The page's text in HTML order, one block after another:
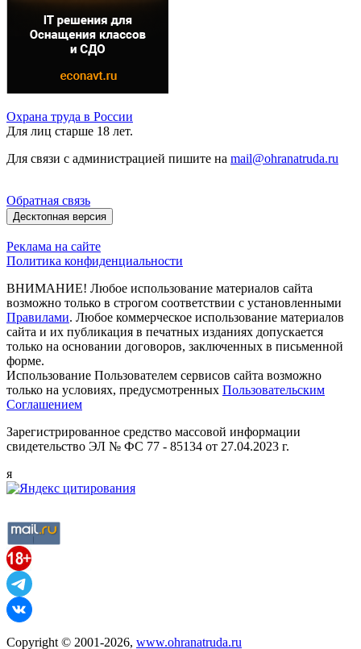
Охрана труда в России
Для лиц старше 18 лет.
Для связи с администрацией пишите на mail@ohranatruda.ru
Обратная связь
Десктопная версия
Реклама на сайте
Политика конфиденциальности
ВНИМАНИЕ! Любое использование материалов сайта
возможно только в строгом соответствии с установленными
Правилами. Любое коммерческое использование материалов
сайта и их публикация в печатных изданиях допускается
только на основании договоров, заключенных в письменной
форме.
Использование Пользователем сервисов сайта возможно
только на условиях, предусмотренных Пользовательским
Соглашением
Зарегистрированное средство массовой информации
свидетельство ЭЛ № ФС 77 - 85134 от 27.04.2023 г.
я
Copyright © 2001-2026, www.ohranatruda.ru